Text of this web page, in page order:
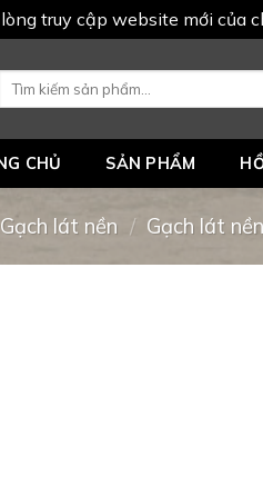
truy cập website mới của
Search
CHỦ SẢN PHẨM
Gạch lát nền / Gạch lát